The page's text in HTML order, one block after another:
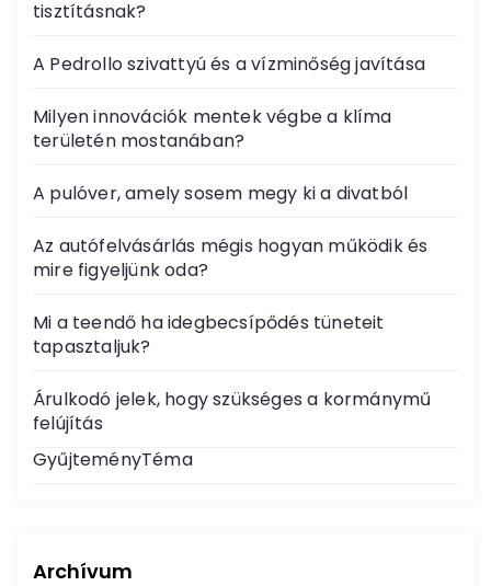
tisztításnak?
A Pedrollo szivattyú és a vízminőség javítása
Milyen innovációk mentek végbe a klíma
területén mostanában?
A pulóver, amely sosem megy ki a divatból
Az autófelvásárlás mégis hogyan működik és
mire figyeljünk oda?
Mi a teendő ha idegbecsípődés tüneteit
tapasztaljuk?
Árulkodó jelek, hogy szükséges a kormánymű
felújítás
GyűjteményTéma
Archívum